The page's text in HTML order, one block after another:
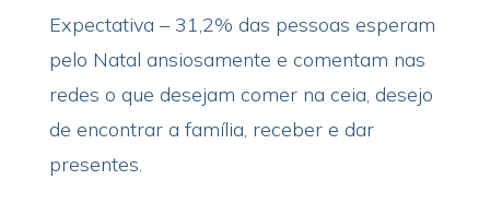
Expectativa – 31,2% das pessoas esperam
pelo Natal ansiosamente e comentam nas
redes o que desejam comer na ceia, desejo
de encontrar a família, receber e dar
presentes.